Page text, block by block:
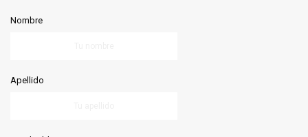
Nombre
Apellido